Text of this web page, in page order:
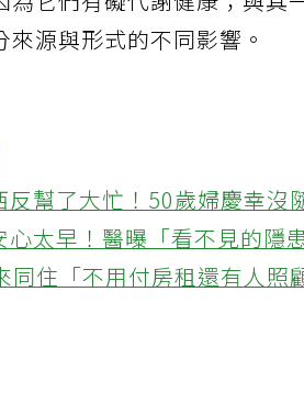
為它們有礙代謝健康；與其
源與形式的不同影響。
幫了大忙！50歲婦慶幸沒
太早！醫曝「看不見的隱
住「不用付房租還有人照